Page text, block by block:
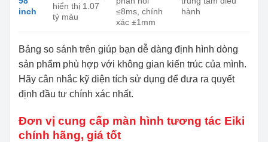
inch
hiển thị 1.07
tỷ màu
≤8ms, chính
xác ±1mm
hành
Bảng so sánh trên giúp bạn dễ dàng định hình dòng
sản phẩm phù hợp với không gian kiến trúc của mình.
Hãy cân nhắc kỹ diện tích sử dụng để đưa ra quyết
định đầu tư chính xác nhất.
Đơn vị cung cấp màn hình tương tác Eiki
chính hãng, giá tốt